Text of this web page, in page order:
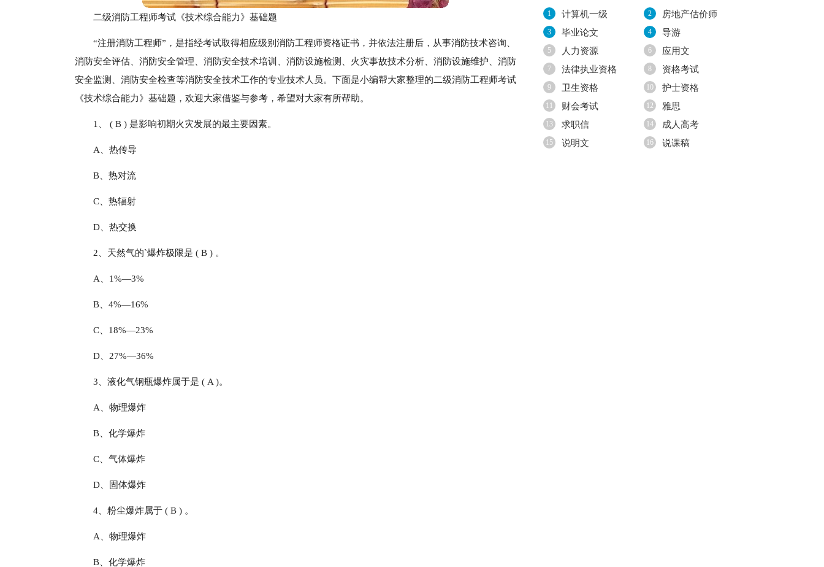
二级消防工程师考试《技术综合能力》基础题
“注册消防工程师”，是指经考试取得相应级别消防工程师资格证书，并依法注册后，从事消防技术咨询、
消防安全评估、消防安全管理、消防安全技术培训、消防设施检测、火灾事故技术分析、消防设施维护、消防
安全监测、消防安全检查等消防安全技术工作的专业技术人员。下面是小编帮大家整理的二级消防工程师考试
《技术综合能力》基础题，欢迎大家借鉴与参考，希望对大家有所帮助。
1、 ( B ) 是影响初期火灾发展的最主要因素。
A、热传导
B、热对流
C、热辐射
D、热交换
2、天然气的`爆炸极限是 ( B ) 。
A、1%—3%
B、4%—16%
C、18%—23%
D、27%—36%
3、液化气钢瓶爆炸属于是 ( A )。
A、物理爆炸
B、化学爆炸
C、气体爆炸
D、固体爆炸
4、粉尘爆炸属于 ( B ) 。
A、物理爆炸
B、化学爆炸
1 计算机一级 2 房地产估价师
3 毕业论文 4 导游
5 人力资源 6 应用文
7 法律执业资格 8 资格考试
9 卫生资格 10 护士资格
11 财会考试 12 雅思
13 求职信 14 成人高考
15 说明文 16 说课稿